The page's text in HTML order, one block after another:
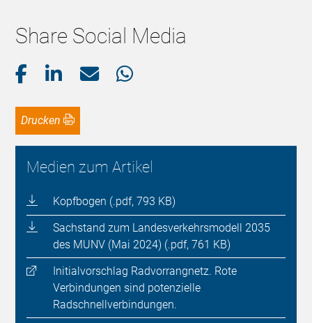
Share Social Media
Drucken
Medien zum Artikel
Kopfbogen (.pdf, 793 KB)
Sachstand zum Landesverkehrsmodell 2035
des MUNV (Mai 2024) (.pdf, 761 KB)
Initialvorschlag Radvorrangnetz. Rote
Verbindungen sind potenzielle
Radschnellverbindungen.